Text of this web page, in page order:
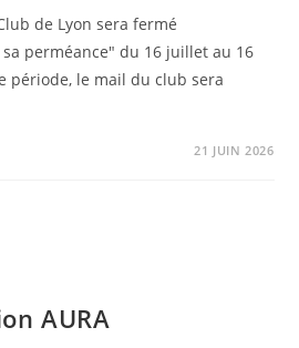
de Lyon sera fermé
perméance" du 16 juillet au 16
période, le mail du club sera
21 JUIN 2026
AURA